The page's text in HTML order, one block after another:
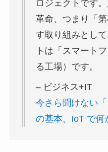
ロジェクトです
革命、つまり「
す取り組みとし
トは「スマート
る工場）です。
– ビジネス+IT
今さら聞けない「
の基本、IoT で何